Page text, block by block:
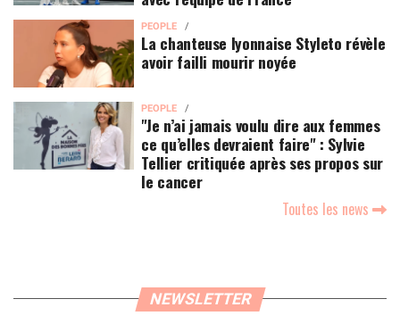
PEOPLE
La chanteuse lyonnaise Styleto révèle
avoir failli mourir noyée
PEOPLE
"Je n’ai jamais voulu dire aux femmes
ce qu’elles devraient faire" : Sylvie
Tellier critiquée après ses propos sur
le cancer
Toutes les news
NEWSLETTER